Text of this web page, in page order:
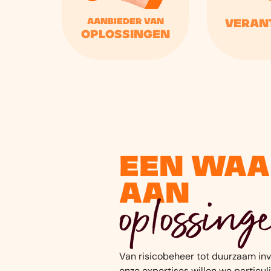
Aanbieder van
oplossingen
Een
aan
Van risicobeheer tot duurzaam